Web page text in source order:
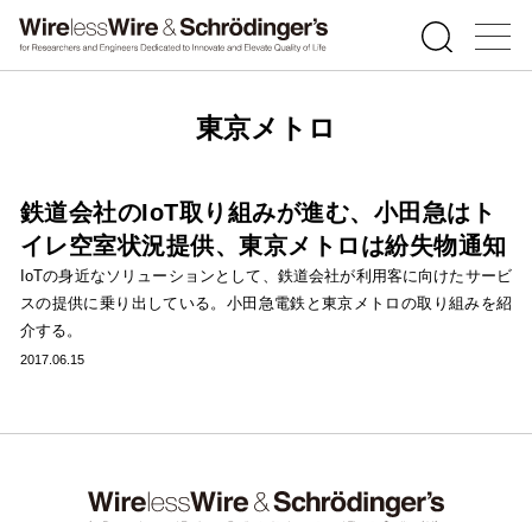
東京メトロ
鉄道会社のIoT取り組みが進む、小田急はト
イレ空室状況提供、東京メトロは紛失物通知
IoTの身近なソリューションとして、鉄道会社が利用客に向けたサービ
スの提供に乗り出している。小田急電鉄と東京メトロの取り組みを紹
介する。
2017.06.15